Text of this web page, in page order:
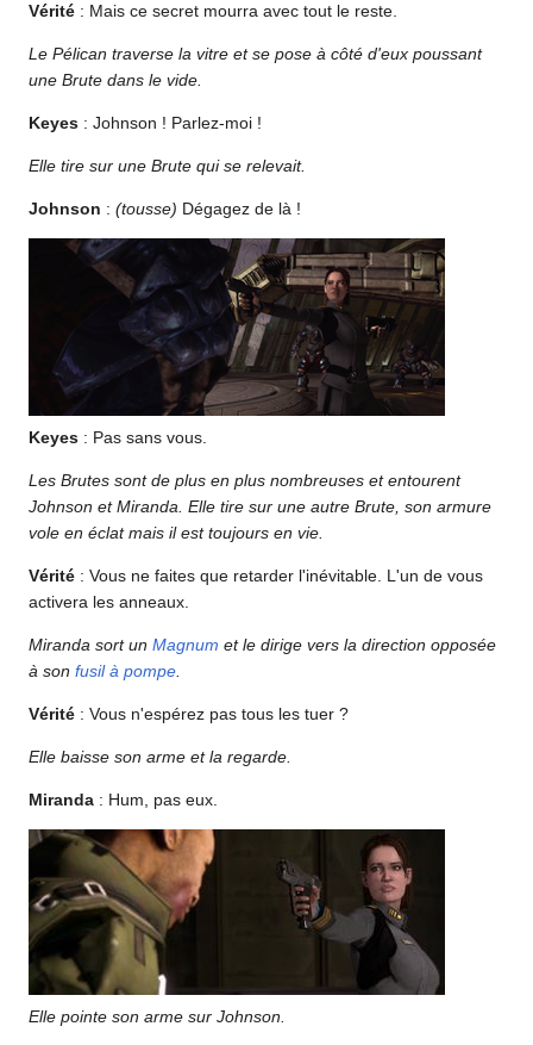
Vérité : Mais ce secret mourra avec tout le reste.
Le Pélican traverse la vitre et se pose à côté d'eux poussant
une Brute dans le vide.
Keyes : Johnson ! Parlez-moi !
Elle tire sur une Brute qui se relevait.
Johnson : (tousse) Dégagez de là !
Keyes : Pas sans vous.
Les Brutes sont de plus en plus nombreuses et entourent
Johnson et Miranda. Elle tire sur une autre Brute, son armure
vole en éclat mais il est toujours en vie.
Vérité : Vous ne faites que retarder l'inévitable. L'un de vous
activera les anneaux.
Miranda sort un Magnum et le dirige vers la direction opposée
à son fusil à pompe.
Vérité : Vous n'espérez pas tous les tuer ?
Elle baisse son arme et la regarde.
Miranda : Hum, pas eux.
Elle pointe son arme sur Johnson.